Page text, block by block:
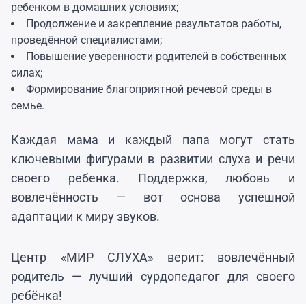
ребенком в домашних условиях;
Продолжение и закрепление результатов работы,
проведённой специалистами;
Повышение уверенности родителей в собственных
силах;
Формирование благоприятной речевой среды в
семье.
Каждая мама и каждый папа могут стать
ключевыми фигурами в развитии слуха и речи
своего ребенка. Поддержка, любовь и
вовлечённость — вот основа успешной
адаптации к миру звуков.
Центр «МИР СЛУХА» верит: вовлечённый
родитель — лучший сурдопедагог для своего
ребёнка!